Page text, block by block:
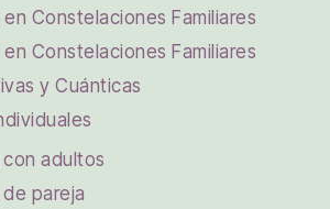
en Constelaciones Familiares
en Constelaciones Familiares
y Cuánticas
adultos
pareja